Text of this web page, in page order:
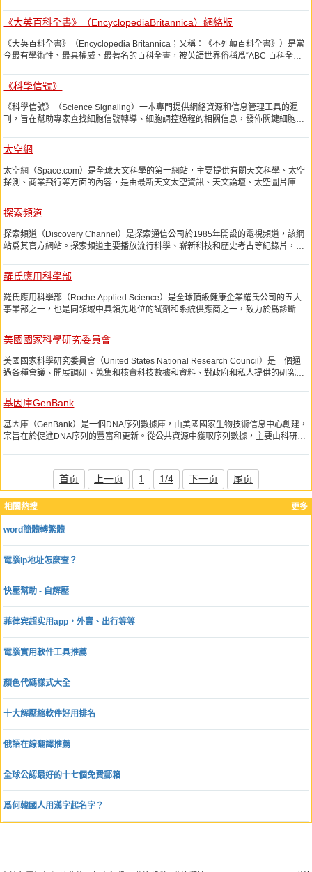
更多
相關熱搜
word簡體轉繁體
電腦ip地址怎麼查？
快壓幫助 - 自解壓
菲律宾超实用app，外賣、出行等等
電腦實用軟件工具推薦
顏色代碼樣式大全
十大解壓縮軟件好用排名
俄語在線翻譯推薦
全球公認最好的十七個免費郵箱
爲何韓國人用漢字起名字？
息的便利性。
《大英百科全書》（EncyclopediaBritannica）網絡版
《大英百科全書》（Encyclopedia Britannica；又稱：《不列顛百科全書》）是當
今最有學術性、最具權威、最著名的百科全書，被英語世界俗稱爲“ABC 百科全書
書）。大英百科全書是由私營機構大英百科全書出版社於1771年在蘇格蘭的愛丁堡
出版發行的，1941年版權歸美國芝加哥大學所有，現總部設在芝加哥。該網站爲其
在線版。
《科學信號》
《科學信號》（Science Signaling）一本專門提供網絡資源和信息管理工具的週
刊，旨在幫助專家查找細胞信號轉導、細胞調控過程的相關信息，發佈關鍵細胞信
讀者能更深入瞭解細胞調節過程。
太空網
太空網（Space.com）是全球天文科學的第一網站，主要提供有關天文科學、太空
探測、商業飛行等方面的內容，是由最新天文太空資訊、天文論壇、太空圖片庫以
探索頻道
探索頻道（Discovery Channel）是探索通信公司於1985年開設的電視頻道，該網
站爲其官方網站。探索頻道主要播放流行科學、嶄新科技和歷史考古等紀錄片，同
羅氏應用科學部
羅氏應用科學部（Roche Applied Science）是全球頂級健康企業羅氏公司的五大
事業部之一，也是同領域中具領先地位的試劑和系統供應商之一，致力於爲診斷和
物科技、醫學研究等各種生命科學領域；其產品和服務範圍包括生命科學研究的科
研設計、樣品準備、樣品處理到樣品分析測試的每個流程。
美國國家科學研究委員會
美國國家科學研究委員會（United States National Research Council）是一個通
過各種會議、開展調研、蒐集和核實科技數據和資料、對政府和私人提供的研究計
員會下設4個學會和4個專門委員會。
基因庫GenBank
基因庫（GenBank）是一個DNA序列數據庫，由美國國家生物技術信息中心創建，
宗旨在於促進DNA序列的豐富和更新。從公共資源中獲取序列數據，主要由科研人
首页 上一页 1 1/4 下一页 尾页